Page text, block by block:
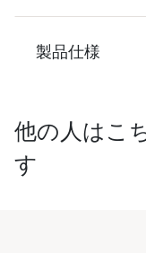
製品仕様
他の人はこ
す